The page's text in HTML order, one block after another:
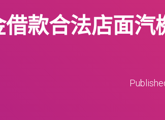
借款合法店面汽